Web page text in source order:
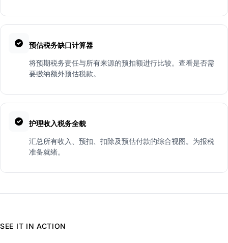
预估税务缺口计算器
将预期税务责任与所有来源的预扣额进行比较。查看是否需
要缴纳额外预估税款。
护理收入税务全貌
汇总所有收入、预扣、扣除及预估付款的综合视图。为报税
准备就绪。
SEE IT IN ACTION